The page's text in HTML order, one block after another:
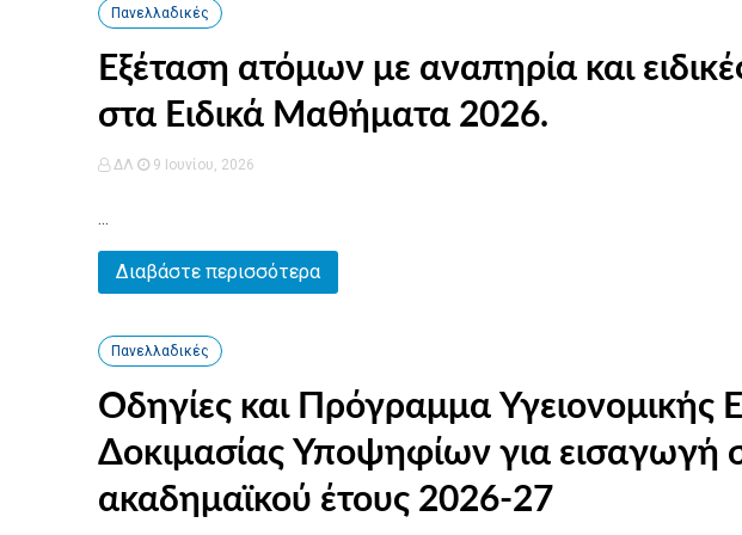
Πανελλαδικές
Εξέταση ατόμων με αναπηρία και
στα Ειδικά Μαθήματα 2026.
ΔΛ 9 Ιουνίου, 2026
...
Διαβάστε περισσότερα
Πανελλαδικές
Οδηγίες και Πρόγραμμα Υγειονομικής
Δοκιμασίας Υποψηφίων για εισαγωγή
ακαδημαϊκού έτους 2026-27